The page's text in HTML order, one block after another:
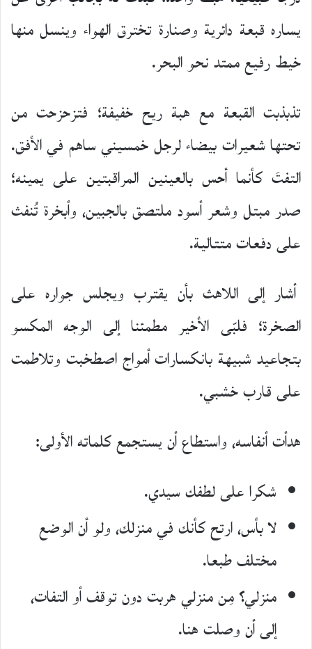
يساره قبعة دائرية وصنارة تخترق الهواء وينسل منها
خيط رفيع ممتد نحو البحر.
تذبذبت القبعة مع هبة ريح خفيفة؛ فتزحزحت من
تحتها شعيرات بيضاء لرجل خمسيني ساهم في الأفق.
التفتَ كأنما أحس بالعينين المراقبتين على يمينه؛
صدر مبتل وشعر أسود ملتصق بالجبين، وأبخرة تُنفث
على دفعات متتالية.
أشار إلى اللاهث بأن يقترب ويجلس جواره على
الصخرة؛ فلبّى الأخير مطمئنا إلى الوجه المكسو
بتجاعيد شبيهة بانكسارات أمواج اصطخبت وتلاطمت
على قارب خشبي.
هدأت أنفاسه، واستطاع أن يستجمع كلماته الأولى:
شكرا على لطفك سيدي.
لا بأس، ارتح كأنك في منزلك، ولو أن الوضع
مختلف طبعا.
منزلي؟ مِن منزلي هربت دون توقف أو التفات،
إلى أن وصلت هنا.